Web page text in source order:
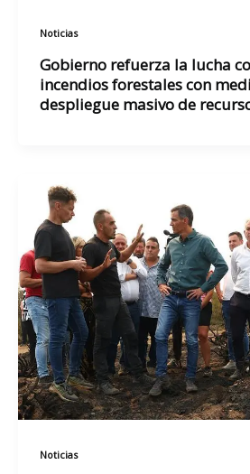
Noticias
Gobierno refuerza la lucha
incendios forestales con
despliegue masivo de
Noticias